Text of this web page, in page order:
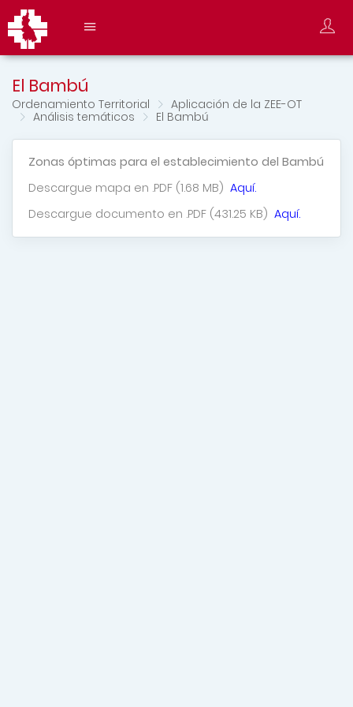
El Bambú
Ordenamiento Territorial
Aplicación de la ZEE-OT
Análisis temáticos
El Bambú
Zonas óptimas para el establecimiento del Bambú
Descargue mapa en .PDF (1.68 MB) Aquí.
Descargue documento en .PDF (431.25 KB) Aquí.